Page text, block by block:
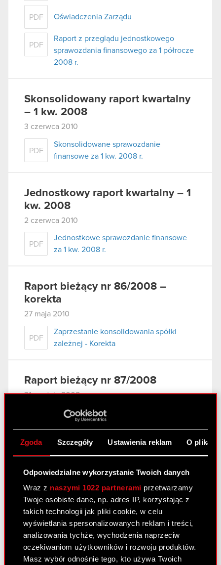
Zgoda Szczegóły Ustawienia reklam O
Odpowiedzialne wykorzystanie Twoich danych
Wraz z naszymi 1022 partnerami przetwarzamy
Twoje osobiste dane, np. adres IP, korzystając z
takich technologii jak pliki cookie, w celu
wyświetlania spersonalizowanych reklam i treści,
analizowania tychże, wychodzenia naprzeciw
oczekiwaniom użytkowników i rozwoju produktów.
Masz wybór odnośnie tego, kto używa Twoich
PDF Oświadczenia Zarządu
PDF
Raport z przeglądu jednostkowego
sprawozdania finansowego za 1 półrocze
2008 r.
Skonsolidowany raport kwartalny
– 1 kw. 2008
3 czerwca 2010
PDF
Skonsolidowane sprawozdanie
finansowe za 1 kw. 2008 r.
Jednostkowy raport kwartalny – 1
kw. 2008
2 czerwca 2010
PDF
Jednostkowe sprawozdanie finansowe
za 1 kw. 2008 r.
Raport bieżący nr 86/2008 –
korekta
27 maja 2010
PDF
Zaprzestanie konsolidowania spółki
zależnej - Korekta
Raport bieżący nr 87/2008
31 grudnia 2008
Terminy przekazywania raportów
okresowych w 2009 roku
31 grudnia 2008
PDF
Zaprzestanie konsolidowania spółki
Raport bieżący nr 85/2008
22 grudnia 2008